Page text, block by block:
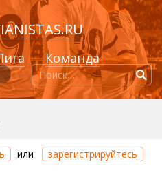
Команда
или зарегистрируйтесь